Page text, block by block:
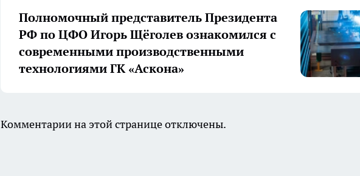
Полномочный представитель Президента
РФ по ЦФО Игорь Щёголев ознакомился с
современными производственными
технологиями ГК «Аскона»
Комментарии на этой странице отключены.